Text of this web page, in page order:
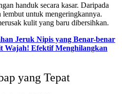
handuk secara kasar. Daripada
untuk mengeringkannya.
kulit yang baru dibersihkan.
Jeruk Nipis yang Benar-benar
Efektif Menghilangkan
yang Tepat